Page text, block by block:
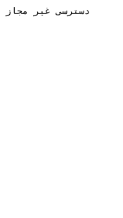
دسترسی غیر مجاز